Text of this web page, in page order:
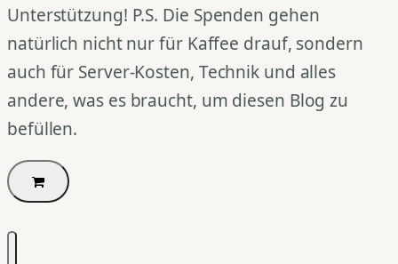
Unterstützung! P.S. Die Spenden gehen
natürlich nicht nur für Kaffee drauf, sondern
auch für Server-Kosten, Technik und alles
andere, was es braucht, um diesen Blog zu
befüllen.